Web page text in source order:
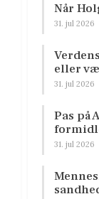
Når
31. jul 2026
eller
31. jul 2026
Pas på
31. jul 2026